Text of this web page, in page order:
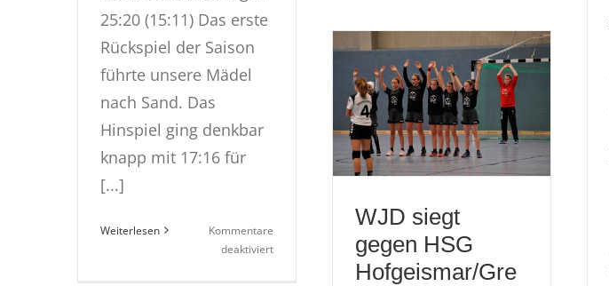
TV
Külte
16:16
25:20 (15:11) Das erste
Rückspiel der Saison
führte unsere Mädel
nach Sand. Das
Hinspiel ging denkbar
knapp mit 17:16 für
[...]
Weiterlesen
Kommentare
deaktiviertfür
WJD siegt
gegen HSG
Hofgeismar/Gre